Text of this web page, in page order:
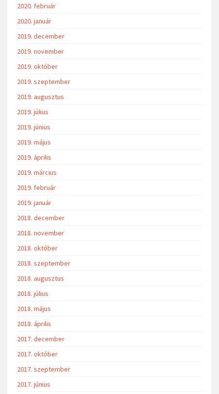
2020. február
2020. január
2019. december
2019. november
2019. október
2019. szeptember
2019. augusztus
2019. július
2019. június
2019. május
2019. április
2019. március
2019. február
2019. január
2018. december
2018. november
2018. október
2018. szeptember
2018. augusztus
2018. július
2018. május
2018. április
2017. december
2017. október
2017. szeptember
2017. június